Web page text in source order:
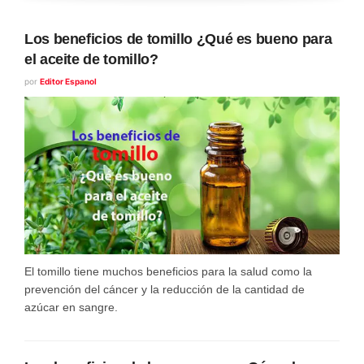
Los beneficios de tomillo ¿Qué es bueno para
el aceite de tomillo?
por Editor Espanol
El tomillo tiene muchos beneficios para la salud como la
prevención del cáncer y la reducción de la cantidad de
azúcar en sangre.